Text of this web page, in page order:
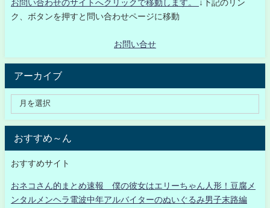
お問い合わせのサイトへクリックで移動します。
↓下記のリン
ク、ボタンを押すと問い合わせページに移動
お問い合せ
アーカイブ
おすすめ～ん
おすすめサイト
おネコさん的まとめ速報 僕の彼女はエリーちゃん人形！豆腐メ
ンタルメンヘラ電波中年アルバイターのぬいぐるみ男子末路編